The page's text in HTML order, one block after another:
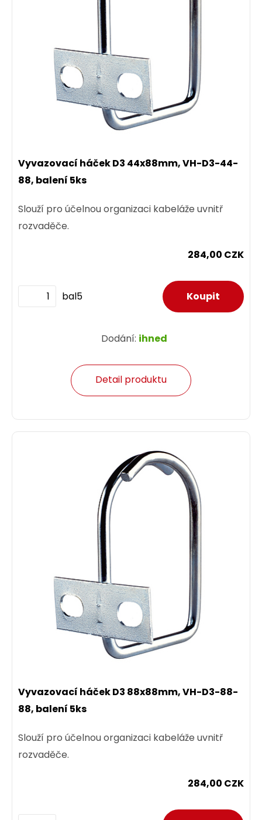
Vyvazovací háček D3 44x88mm, VH-D3-44-
88, balení 5ks
Slouží pro účelnou organizaci kabeláže uvnitř
rozvaděče.
284,00 CZK
bal5
Dodání: ihned
Detail produktu
Vyvazovací háček D3 88x88mm, VH-D3-88-
88, balení 5ks
Slouží pro účelnou organizaci kabeláže uvnitř
rozvaděče.
284,00 CZK